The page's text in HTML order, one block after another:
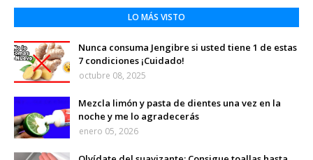
LO MÁS VISTO
Nunca consuma Jengibre si usted tiene 1 de estas
7 condiciones ¡Cuidado!
octubre 08, 2025
Mezcla limón y pasta de dientes una vez en la
noche y me lo agradecerás
enero 05, 2026